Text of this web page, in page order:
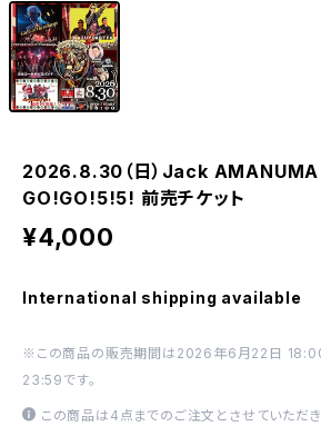
2026.8.30（日）Jack
GO!GO!5!5! 前売チケット
¥4,000
International shipping available
※この商品の販売期間は2026年6月22日
23:59です。
この商品は4点までのご注文とさせていただき